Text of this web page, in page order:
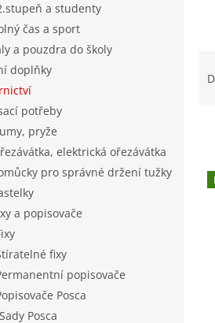
a studenty
čas a sport
a pouzdra do školy
doplňky
potřeby
pryže
elektrická ořezávátka
pro správné držení tužky
a popisovače
fixy
popisovače
Posca
Sady Posca
V